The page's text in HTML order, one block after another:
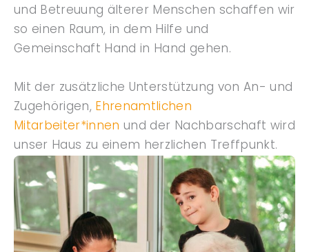
und Betreuung älterer Menschen schaffen wir
so einen Raum, in dem Hilfe und
Gemeinschaft Hand in Hand gehen.
Mit der zusätzliche Unterstützung von An- und
Zugehörigen, Ehrenamtlichen
Mitarbeiter*innen und der Nachbarschaft wird
unser Haus zu einem herzlichen Treffpunkt.